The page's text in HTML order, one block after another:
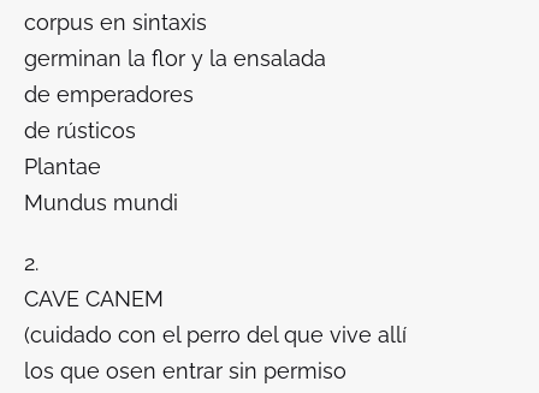
corpus en sintaxis
germinan la flor y la ensalada
de emperadores
de rústicos
Plantae
Mundus mundi
2.
CAVE CANEM
(cuidado con el perro del que vive allí
los que osen entrar sin permiso